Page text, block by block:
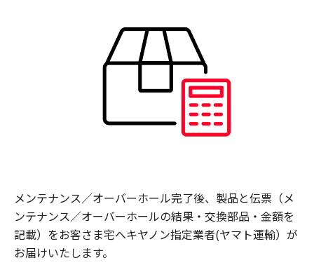
メンテナンス／オーバーホール完了後、製品と伝票（メ
ンテナンス／オーバーホールの結果・交換部品・金額を
記載）をお客さま宅へキヤノン指定業者(ヤマト運輸）が
お届けいたします。